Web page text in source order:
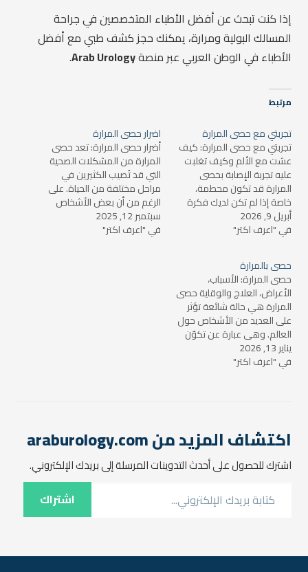
إذا كنت تبحث عن أفضل الأطباء المتخصصين في جراحة
المسالك البولية ومرارة، يمكنك حجز كشف طبي مع أفضل
الأطباء في الوطن العربي عبر منصةArab Urology
.
مرتبط
تجربتي مع حصى المرارة
تجربتي مع حصى المرارة: كيف
عشت مع الألم وكيف تغلبت
عليه تجربة الإصابة بحصى
المرارة قد تكون محطمة،
خاصة إذا لم تكن لديك فكرة
عن الأعراض أو الأسباب التي
تؤدي إلى هذه الحالة. شخصيًا،
الانتباه لصحة الجسم وضرورة
التشخيص المبكر. في…
أبريل 9, 2026
في "اعرف اكتر"
اضرار حصى المرارة
أضرار حصى المرارة: تعد حصى
المرارة من المشكلات الصحية
التي قد تُصيب الكثيرين في
مراحل مختلفة من الحياة. على
الرغم من أن بعض الأشخاص
قد لا يعانون من أعراض
ملحوظة، إلا أن حصى المرارة
سبتمبر 12, 2025
في "اعرف اكتر"
حصى بالمرارة
حصى المرارة: الأسباب،
الأعراض، العلاج والوقاية حصى
المرارة هي حالة شائعة تؤثر
على العديد من الأشخاص حول
العالم. وهي عبارة عن تكوّن
جُسيمات صلبة داخل المرارة،
وهي عضو صغير يقع تحت
يناير 13, 2026
في "اعرف اكتر"
اكتشاف المزيد من araburology.com
اشترك للحصول على أحدث التدوينات المرسلة إلى بريدك الإلكتروني.
اشتراك